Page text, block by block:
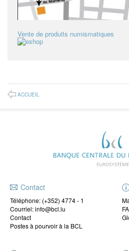
Vente de produits numismatiques
ACCUEIL
Contact
Téléphone: (+352) 4774 - 1
Courriel: info@bcl.lu
Contact
Postes à pourvoir à la BCL